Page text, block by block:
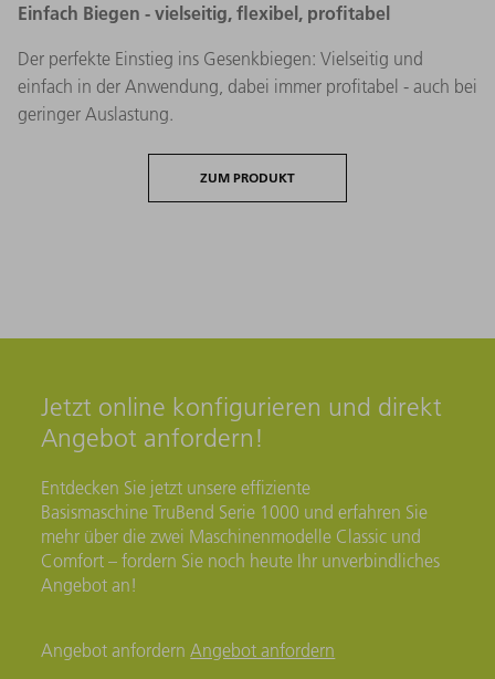
Einfach Biegen - vielseitig, flexibel, profitabel
Der perfekte Einstieg ins Gesenkbiegen: Vielseitig und
einfach in der Anwendung, dabei immer profitabel - auch bei
geringer Auslastung.
ZUM PRODUKT
Jetzt online konfigurieren und direkt
Angebot anfordern!
Entdecken Sie jetzt unsere effiziente
Basismaschine TruBend Serie 1000 und erfahren Sie
mehr über die zwei Maschinenmodelle Classic und
Comfort – fordern Sie noch heute Ihr unverbindliches
Angebot an!
Angebot anfordernAngebot anfordern